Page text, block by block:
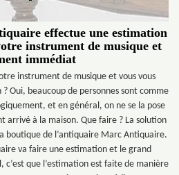
effectue une estimation
instrument de musique et
immédiat
instrument de musique et vous vous
Oui, beaucoup de personnes sont comme
et en général, on ne se la pose
arrivé à la maison. Que faire ? La solution
boutique de l’antiquaire Marc Antiquaire.
va faire une estimation et le grand
c’est que l’estimation est faite de manière